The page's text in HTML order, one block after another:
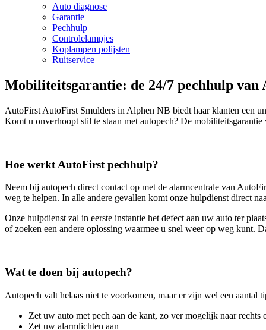
Auto diagnose
Garantie
Pechhulp
Controlelampjes
Koplampen polijsten
Ruitservice
Mobiliteitsgarantie: de 24/7 pechhulp van
AutoFirst AutoFirst Smulders in Alphen NB biedt haar klanten een
Komt u onverhoopt stil te staan met autopech? De
Hoe werkt AutoFirst pechhulp?
Neem bij autopech direct contact op met de alarmcentrale van
weg te helpen. In alle andere gevallen komt onze hulpdienst direct
Onze hulpdienst zal in eerste instantie het defect aan uw auto ter
of zoeken een andere oplossing waarmee u snel weer op weg kunt.
Wat te doen bij autopech?
Autopech valt helaas niet te voorkomen, maar er zijn wel een
Zet uw auto met pech aan de kant, zo ver mogelijk naar
Zet uw alarmlichten aan